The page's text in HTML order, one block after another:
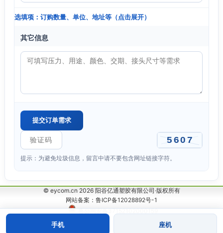
选填项：订购数量、单位、地址等（点击展开）
其它信息
提示：为避免垃圾信息，留言中请不要包含网址链接字符。
手机 座机
© eycom.cn 2026 阳谷亿通塑胶有限公司·版权所有
网站备案：鲁ICP备12028892号-1
鲁公网安备37152102000159